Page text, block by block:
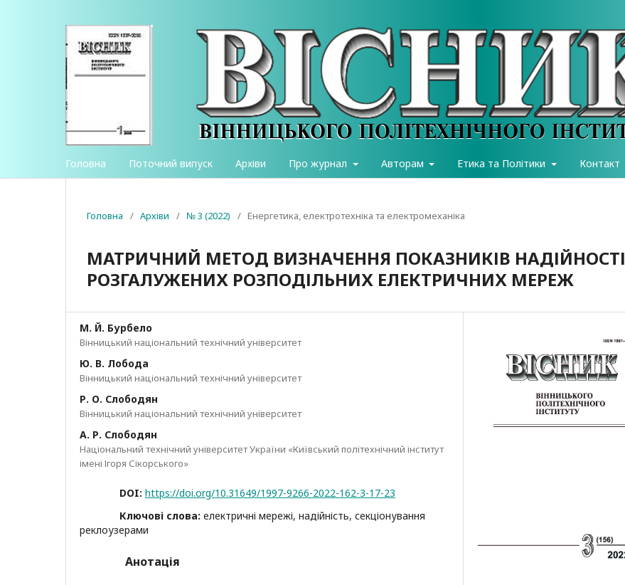
Головна Поточний випуск Архіви Про журнал Авторам Етика та Політики Контакт
Головна / Архіви / № 3 (2022) / Енергетика, електротехніка та електромеханіка
МАТРИЧНИЙ МЕТОД ВИЗНАЧЕННЯ ПОКАЗНИКІВ НАДІЙНОСТІ
РОЗГАЛУЖЕНИХ РОЗПОДІЛЬНИХ ЕЛЕКТРИЧНИХ МЕРЕЖ
М. Й. Бурбело
Вінницький національний технічний університет
Ю. В. Лобода
Вінницький національний технічний університет
Р. О. Слободян
Вінницький національний технічний університет
А. Р. Слободян
Національний технічний університет України «Київський політехнічний інститут
імені Ігоря Сікорського»
DOI: https://doi.org/10.31649/1997-9266-2022-162-3-17-23
Ключові слова: електричні мережі, надійність, секціонування
реклоузерами
Анотація